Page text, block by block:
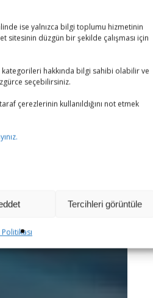
ise yalnızca bilgi toplumu hizmetinin
düzgün bir şekilde çalışması için
hakkında bilgi sahibi olabilir ve
seçebilirsiniz.
çerezlerinin kullanıldığını not etmek
Tercihleri görüntüle